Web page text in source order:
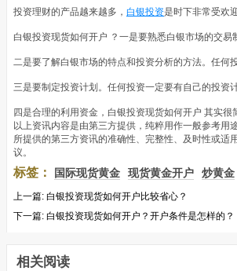
投资理财的产品越来越多， 白银投资是时下非常受欢
白银投资现货如何开户 ？一是要熟悉白银市场的交
二是要了解白银市场的特点和投资分析的方法。任
三是要制定投资计划。任何投资一定要有自己的投
四是合理的利用资金，白银投资现货如何开户 其实
以上资讯内容是由第三方提供，纯粹用作一般参考用
所提供的第三方资讯的准确性、完整性、及时性或适
议。
标签： 国际现货黄金 现货黄金开户 炒黄金
上一篇: 白银投资现货如何开户比较省心？
下一篇: 白银投资现货如何开户？开户条件是怎样的？
相关阅读